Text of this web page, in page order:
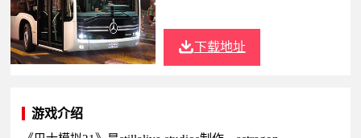
下载地址
游戏介绍